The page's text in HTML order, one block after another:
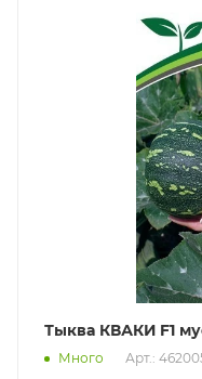
Тыква КВАКИ F1
Много Арт.: